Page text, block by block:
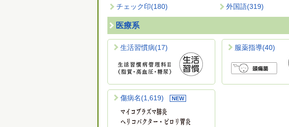
チェック印(180) 外国語(319)
医療系
生活習慣病(17) 服薬指導(40)
傷病名(1,619)